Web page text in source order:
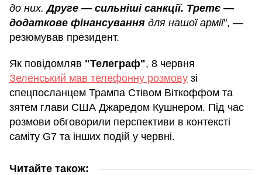
до них.Друге — сильніші санкції. Третє —
додаткове фінансування для нашої армії", —
резюмував президент.
Як повідомляв "Телеграф", 8 червня
Зеленський мав телефонну розмову зі
спецпосланцем Трампа Стівом Віткоффом та
зятем глави США Джаредом Кушнером. Під час
розмови обговорили перспективи в контексті
саміту G7 та інших подій у червні.
Читайте також: